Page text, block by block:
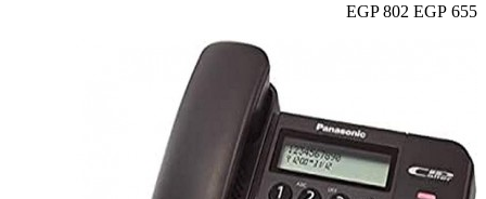
655 EGP
802 EGP